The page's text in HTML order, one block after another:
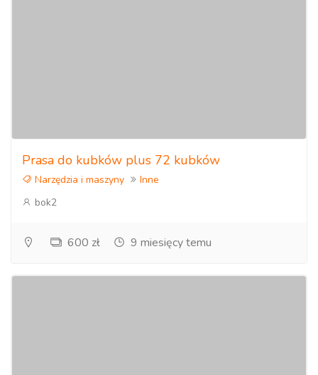
Prasa do kubków plus 72 kubków
Narzędzia i maszyny
Inne
bok2
600 zł 9 miesięcy temu